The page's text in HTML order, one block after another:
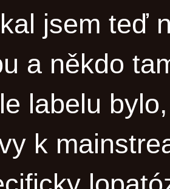
jsem teď
a někdo
labelu
k